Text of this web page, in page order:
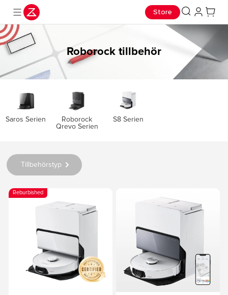
Store
Roborock tillbehör
Saros Serien
Roborock
Qrevo Serien
S8 Serien
Tillbehörstyp
Reburbished